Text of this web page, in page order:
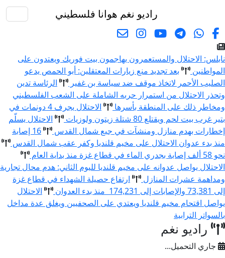
راديو نغم هوانا فلسطيني
نابلس: الاحتلال والمستعمرون يهاجمون بيت فوريك ويعتدون على
المواطنين
بعد تجديد منع زيارات المعتقلين: أبو الحمص يدعو
الصليب الأحمر لاتخاذ موقف ضد سياسة بن غفير
الرئاسة تدين
وتحذر الاحتلال من استمرار حربه الشاملة على الشعب الفلسطيني
ومخاطر ذلك على المنطقة بأسرها
الاحتلال يجرف 4 دونمات في
بتير غرب بيت لحم ويقتلع 80 شتلة زيتون ولوزيات
الاحتلال يسلّم
إخطارات بهدم منازل ومنشآت في جبع شمال القدس
16 إصابة
منذ بدء عدوان الاحتلال على مخيم قلنديا وكفر عقب شمال القدس
نحو 58 ألف إصابة بجدري الماء في قطاع غزة منذ بداية العام
الاحتلال يواصل عدوانه على مخيم قلنديا لليوم الثاني: هدم محال تجارية
ومداهمة عشرات المنازل
ارتفاع حصيلة الشهداء في قطاع غزة
إلى 73,381 والإصابات إلى 174,231 منذ بدء العدوان
الاحتلال
يواصل اقتحام مخيم قلنديا ويعتدي على الصحفيين ويغلق عدة مداخل
بالسواتر الترابية
راديو نغم
جاري التحميل...